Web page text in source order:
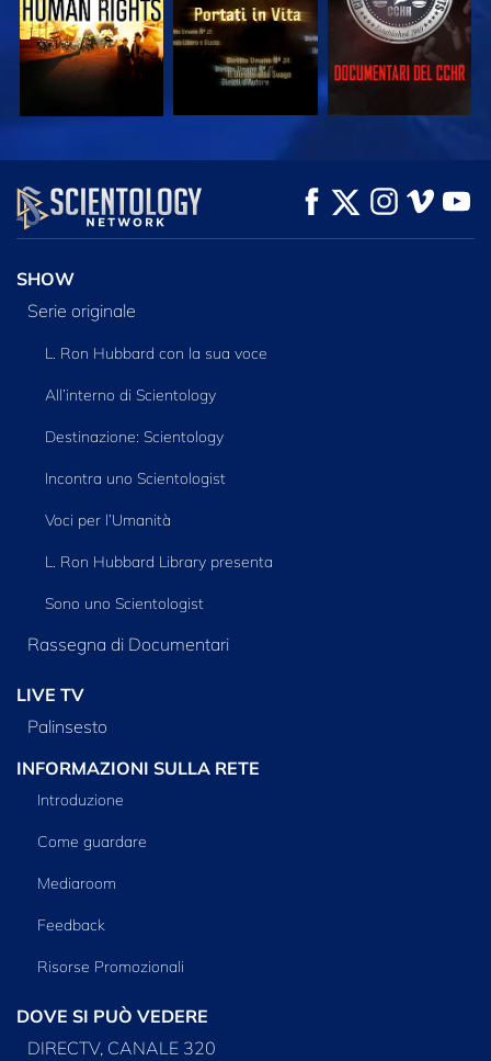
GUARDA
ESPLORA LE
SERIE
SHOW
Serie originale
L. Ron Hubbard con la sua voce
All’interno di Scientology
Destinazione: Scientology
Incontra uno Scientologist
Voci per l’Umanità
L. Ron Hubbard Library presenta
Sono uno Scientologist
Rassegna di Documentari
LIVE TV
Palinsesto
INFORMAZIONI SULLA RETE
Introduzione
Come guardare
Mediaroom
Feedback
Risorse Promozionali
DOVE SI PUÒ VEDERE
DIRECTV, CANALE 320